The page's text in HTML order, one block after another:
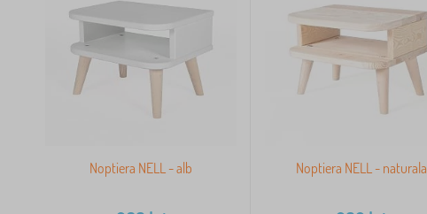
Noptiera NELL - alb Noptiera NELL - naturala